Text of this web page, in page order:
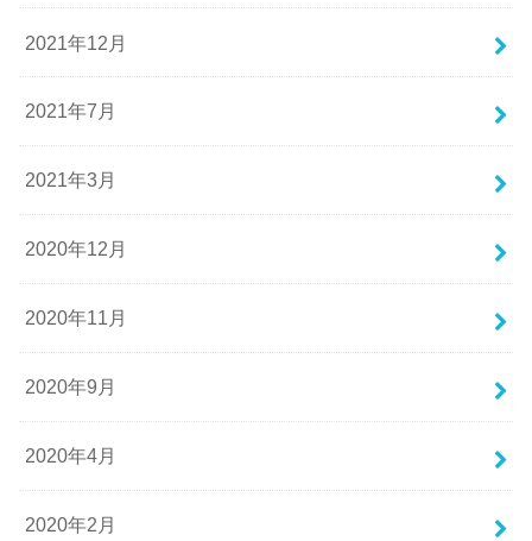
2021年12月
2021年7月
2021年3月
2020年12月
2020年11月
2020年9月
2020年4月
2020年2月